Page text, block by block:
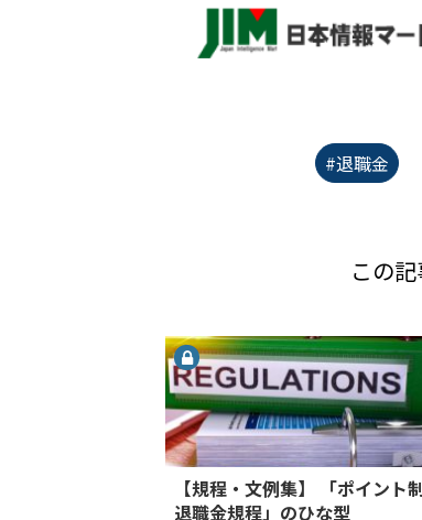
#退職金
この
【規程・文例集】 「ポイント
退職金規程」のひな型